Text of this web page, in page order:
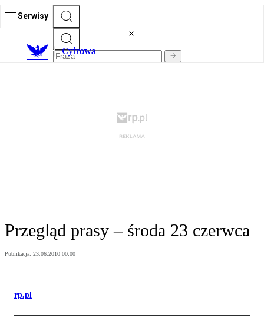
Serwisy
Cyfrowa
Przegląd prasy – środa 23 czerwca
Publikacja: 23.06.2010 00:00
rp.pl